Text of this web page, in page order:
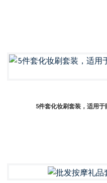
5件套化妆刷套装，适用